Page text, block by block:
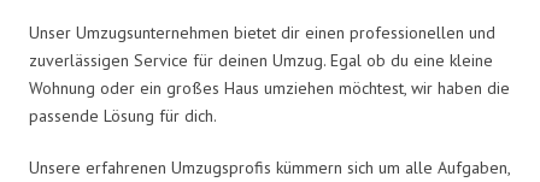
Unser Umzugsunternehmen bietet dir einen professionellen und
zuverlässigen Service für deinen Umzug. Egal ob du eine kleine
Wohnung oder ein großes Haus umziehen möchtest, wir haben die
passende Lösung für dich.
Unsere erfahrenen Umzugsprofis kümmern sich um alle Aufgaben,